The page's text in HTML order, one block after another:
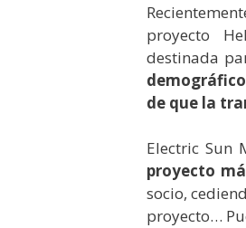
proyecto
destinada
de que la
Electric Sun
proyecto
socio,
proyecto…